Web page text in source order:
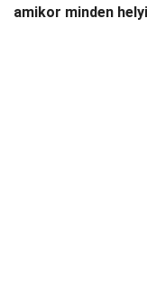
amikor minden